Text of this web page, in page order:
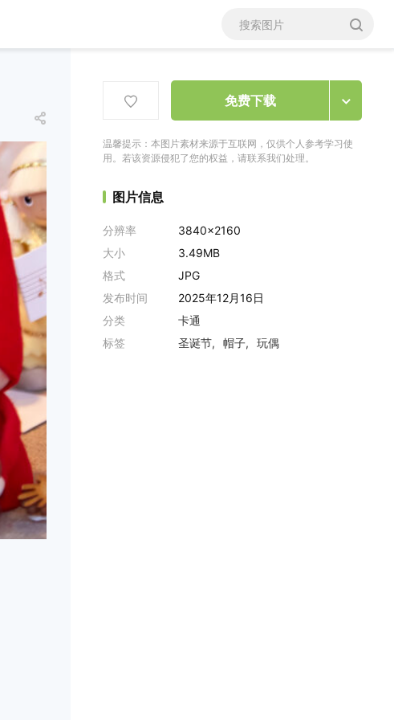
免费下载
温馨提示：本图片素材来源于互联网，仅供个人参考学习使
用。若该资源侵犯了您的权益，请联系我们处理。
图片信息
分辨率
3840x2160
大小
3.49MB
格式
JPG
发布时间
2025年12月16日
分类
卡通
标签
圣诞节 帽子 玩偶